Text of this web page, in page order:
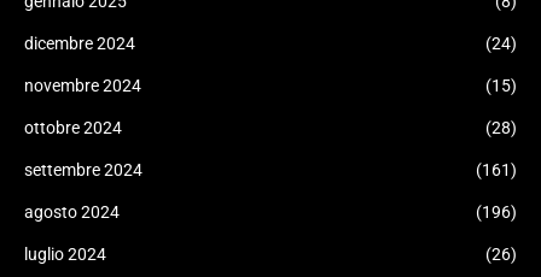
dicembre 2024 (24)
novembre 2024 (15)
ottobre 2024 (28)
settembre 2024 (161)
agosto 2024 (196)
luglio 2024 (26)